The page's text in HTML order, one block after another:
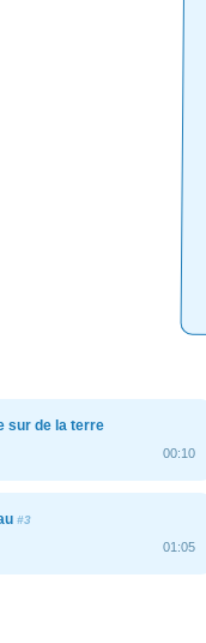
sur de la terre
00:10
#3
01:05